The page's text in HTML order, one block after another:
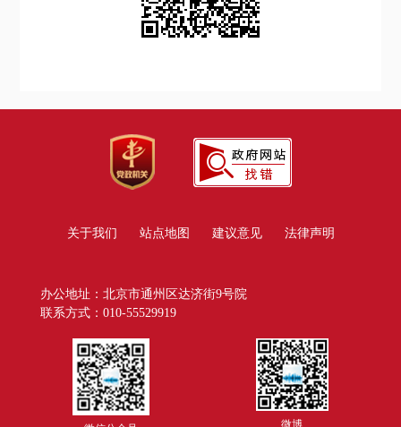
关于我们 站点地图 建议意见 法律声明
办公地址：北京市通州区达济街9号院
联系方式：010-55529919
微博